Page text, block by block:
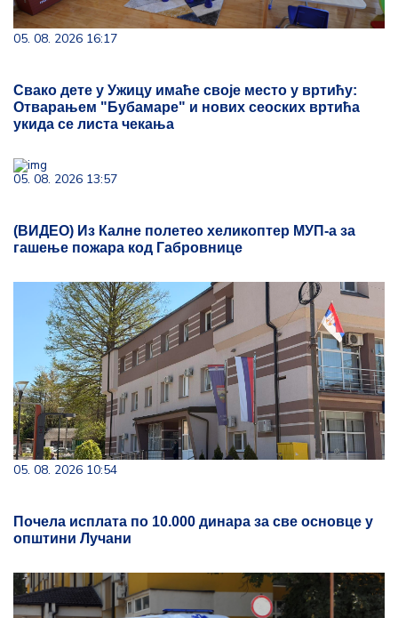
05. 08. 2026 16:17
Свако дете у Ужицу имаће своје место у вртићу:
Отварањем "Бубамаре" и нових сеоских вртића
укида се листа чекања
05. 08. 2026 13:57
(ВИДЕО) Из Калне полетео хеликоптер МУП-а за
гашење пожара код Габровнице
05. 08. 2026 10:54
Почела исплата по 10.000 динара за све основце у
општини Лучани